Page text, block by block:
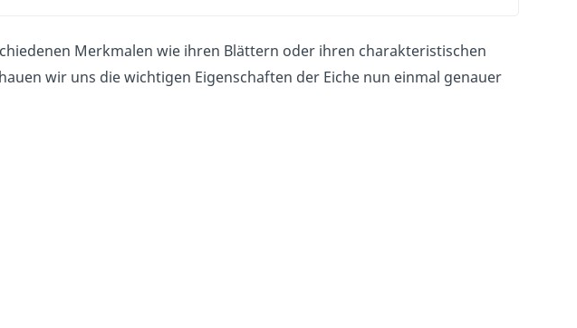
Merkmalen wie ihren Blättern oder ihren charakteristischen
wir uns die wichtigen Eigenschaften der Eiche nun einmal genauer